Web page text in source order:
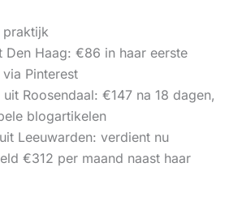
praktijk
Den Haag: €86 in haar eerste
Pinterest
uit Roosendaal: €147 na 18 dagen,
blogartikelen
uit Leeuwarden: verdient nu
€312 per maand naast haar